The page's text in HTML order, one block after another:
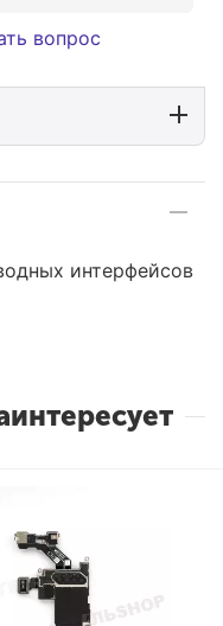
вопрос
интерфейсов